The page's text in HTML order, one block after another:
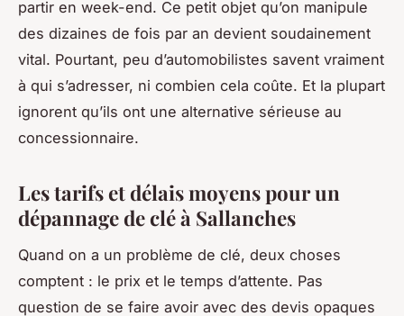
partir en week-end. Ce petit objet qu’on manipule
des dizaines de fois par an devient soudainement
vital. Pourtant, peu d’automobilistes savent vraiment
à qui s’adresser, ni combien cela coûte. Et la plupart
ignorent qu’ils ont une alternative sérieuse au
concessionnaire.
Les tarifs et délais moyens pour un
dépannage de clé à Sallanches
Quand on a un problème de clé, deux choses
comptent : le prix et le temps d’attente. Pas
question de se faire avoir avec des devis opaques